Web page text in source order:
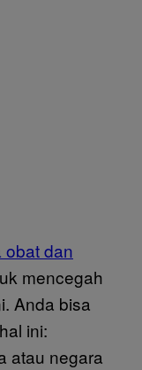
obat dan
mencegah
Anda bisa
ini:
atau negara